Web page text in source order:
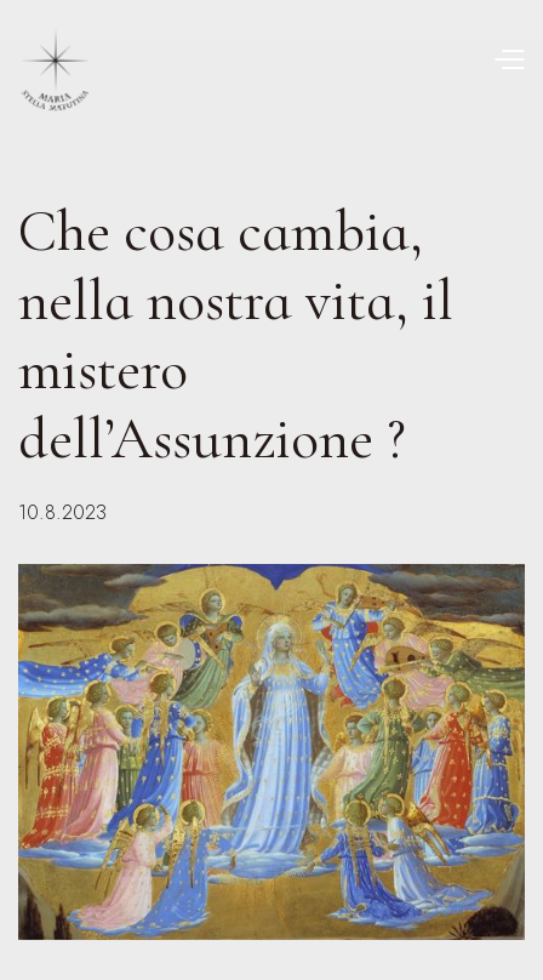
Che cosa cambia,
nella nostra vita, il
mistero
dell’Assunzione ?
10.8.2023